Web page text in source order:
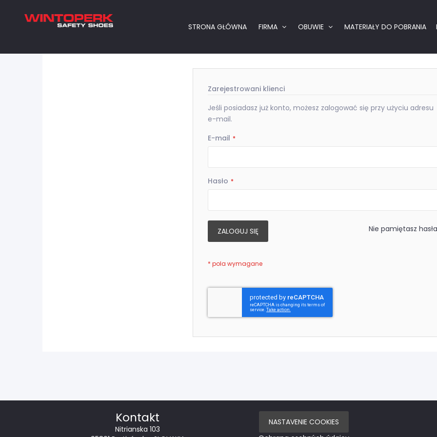
STRONA GŁÓWNA FIRMA OBUWIE MATERIAŁY DO POBRANIA
Zarejestrowani klienci
Jeśli posiadasz już konto, możesz zalogować się przy użyciu adresu
e-mail.
E-mail
Hasło
ZALOGUJ SIĘ Nie pamiętasz
Kontakt
Nitrianska 103
NASTAVENIE COOKIES